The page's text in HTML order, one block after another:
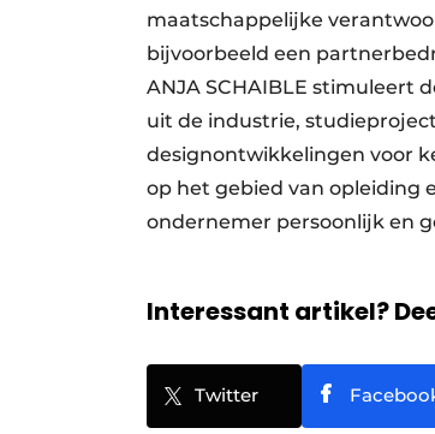
maatschappelijke
bijvoorbeeld een
ANJA SCHAIBLE stimuleert
uit de industrie,
designontwikkelingen voor
op het gebied van opleiding
ondernemer persoonlijk en
Interessant artikel?
Twitter